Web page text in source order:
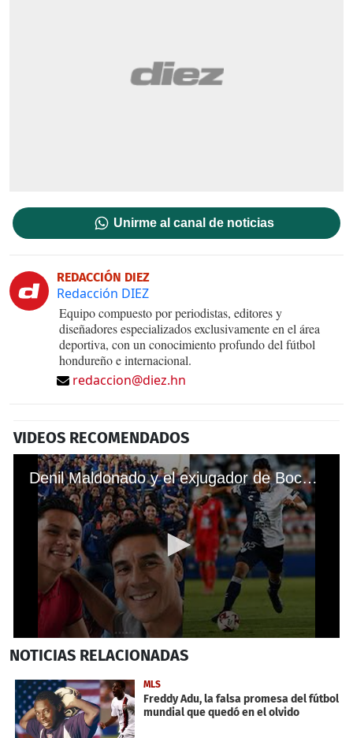
Unirme al canal de noticias
REDACCIÓN DIEZ
Redacción DIEZ
Equipo compuesto por periodistas, editores y
diseñadores especializados exclusivamente en el área
deportiva, con un conocimiento profundo del fútbol
hondureño e internacional.
redaccion@diez.hn
VIDEOS RECOMENDADOS
Denil Maldonado y el exjugador de Boca Juniors que más le ayuda en Pachuca
seconds
6
minutes,
31
seconds
NOTICIAS RELACIONADAS
MLS
Freddy Adu, la falsa promesa del fútbol
mundial que quedó en el olvido